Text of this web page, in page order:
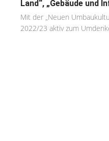
Land“, „Gebäude und
Mit der „Neuen
2022/23 aktiv zum